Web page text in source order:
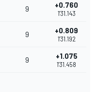
9 +0.760
1'31.143
9 +0.809
1'31.192
9 +1.075
1'31.458